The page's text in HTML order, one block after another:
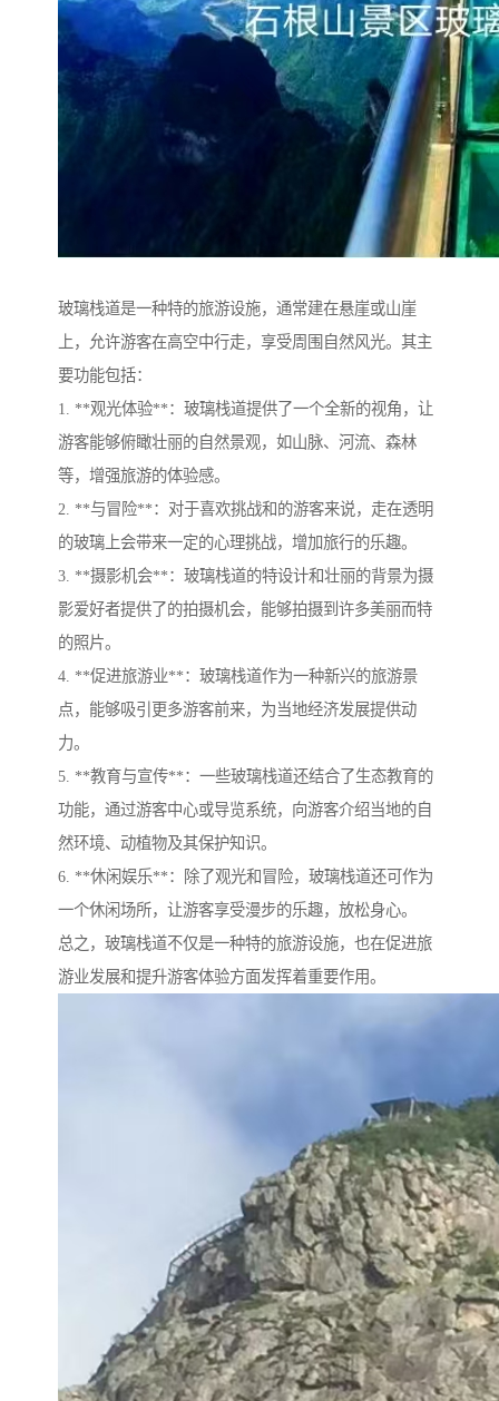
玻璃栈道是一种特的旅游设施，通常建在悬崖或山崖
上，允许游客在高空中行走，享受周围自然风光。其主
要功能包括：
1. **观光体验**：玻璃栈道提供了一个全新的视角，让
游客能够俯瞰壮丽的自然景观，如山脉、河流、森林
等，增强旅游的体验感。
2. **与冒险**：对于喜欢挑战和的游客来说，走在透明
的玻璃上会带来一定的心理挑战，增加旅行的乐趣。
3. **摄影机会**：玻璃栈道的特设计和壮丽的背景为摄
影爱好者提供了的拍摄机会，能够拍摄到许多美丽而特
的照片。
4. **促进旅游业**：玻璃栈道作为一种新兴的旅游景
点，能够吸引更多游客前来，为当地经济发展提供动
力。
5. **教育与宣传**：一些玻璃栈道还结合了生态教育的
功能，通过游客中心或导览系统，向游客介绍当地的自
然环境、动植物及其保护知识。
6. **休闲娱乐**：除了观光和冒险，玻璃栈道还可作为
一个休闲场所，让游客享受漫步的乐趣，放松身心。
总之，玻璃栈道不仅是一种特的旅游设施，也在促进旅
游业发展和提升游客体验方面发挥着重要作用。